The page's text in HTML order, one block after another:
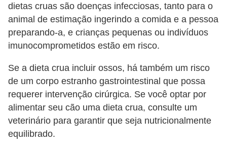
dietas cruas são doenças infecciosas, tanto para o
animal de estimação ingerindo a comida e a pessoa
preparando-a, e crianças pequenas ou indivíduos
imunocomprometidos estão em risco.
Se a dieta crua incluir ossos, há também um risco
de um corpo estranho gastrointestinal que possa
requerer intervenção cirúrgica. Se você optar por
alimentar seu cão uma dieta crua, consulte um
veterinário para garantir que seja nutricionalmente
equilibrado.
m
a
i
s
V
e
t
e
r